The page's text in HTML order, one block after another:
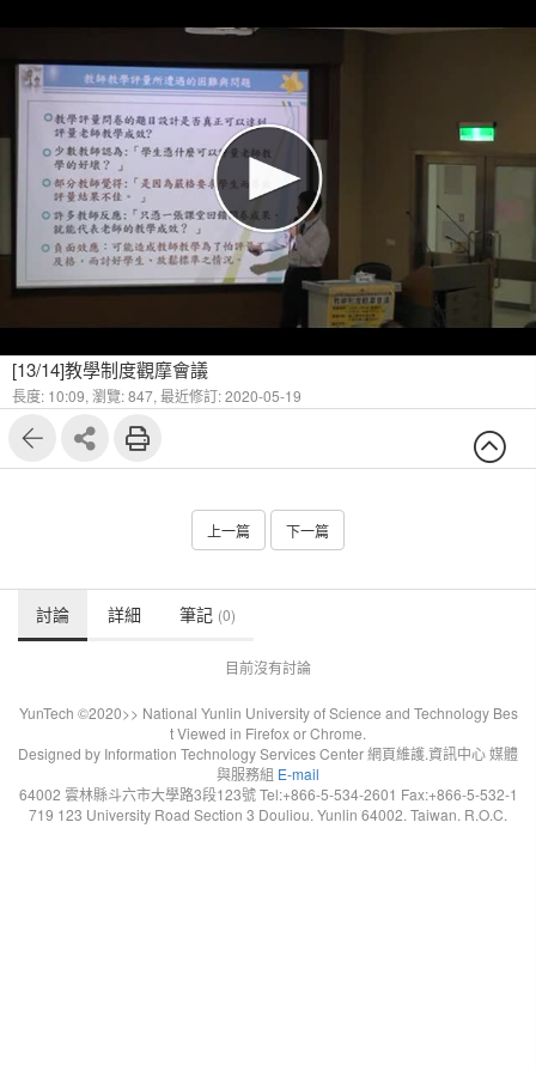
[13/14]教學制度觀摩會議
長度: 10:09, 瀏覽: 847, 最近修訂: 2020-05-19
上一篇 下一篇
討論 詳細 筆記 (0)
目前沒有討論
YunTech ©2020>> National Yunlin University of Science and Technology Bes
t Viewed in Firefox or Chrome.
Designed by Information Technology Services Center 網頁維護.資訊中心 媒體
與服務組 E-mail
64002 雲林縣斗六市大學路3段123號 Tel:+866-5-534-2601 Fax:+866-5-532-1
719 123 University Road Section 3 Douliou. Yunlin 64002. Taiwan. R.O.C.